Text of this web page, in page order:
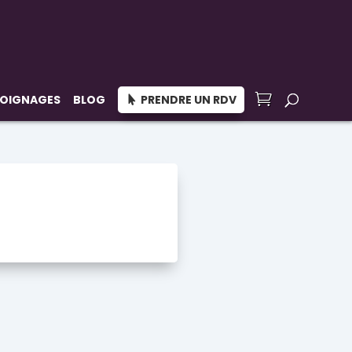
BLOG PRENDRE UN RDV